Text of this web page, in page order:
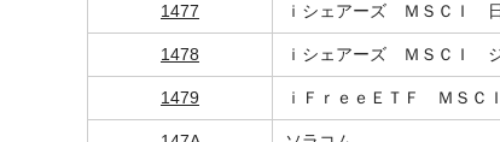
1477 ｉシェアーズ ＭＳＣＩ
1478 ｉシェアーズ ＭＳＣＩ
1479 ｉＦｒｅｅＥＴＦ ＭＳＣ